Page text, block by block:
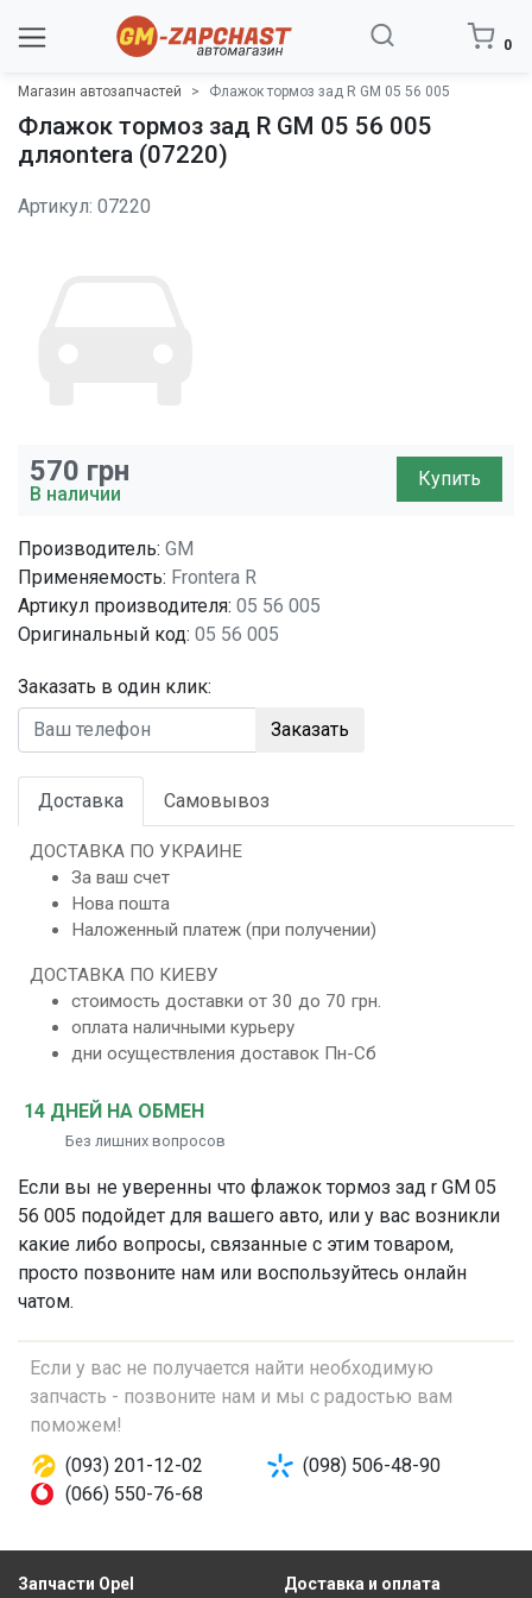
0
Магазин автозапчастей Флажок тормоз зад R GM 05 56 005
Флажок тормоз зад R GM 05 56 005
дляontera (07220)
Артикул: 07220
570 грн
В наличии
Купить
Производитель: GM
Применяемость: Frontera R
Артикул производителя: 05 56 005
Оригинальный код: 05 56 005
Заказать в один клик:
Заказать
Доставка Самовывоз
ДОСТАВКА ПО УКРАИНЕ
За ваш счет
Нова пошта
Наложенный платеж (при получении)
ДОСТАВКА ПО КИЕВУ
стоимость доставки от 30 до 70 грн.
оплата наличными курьеру
дни осуществления доставок Пн-Сб
14 ДНЕЙ НА ОБМЕН
Без лишних вопросов
Если вы не уверенны что флажок тормоз зад r GM 05
56 005 подойдет для вашего авто, или у вас возникли
какие либо вопросы, связанные с этим товаром,
просто позвоните нам или воспользуйтесь онлайн
чатом.
Если у вас не получается найти необходимую
запчасть - позвоните нам и мы с радостью вам
поможем!
(093) 201-12-02
(098) 506-48-90
(066) 550-76-68
Запчасти Opel Доставка и оплата